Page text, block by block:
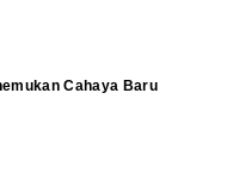
Cahaya Baru